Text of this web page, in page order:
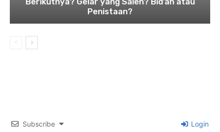
Penistaan?
Subscribe Login